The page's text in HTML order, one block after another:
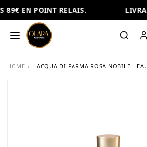
89€ EN POINT RELAIS.
HOME / ACQUA DI PARMA ROSA NOBILE -